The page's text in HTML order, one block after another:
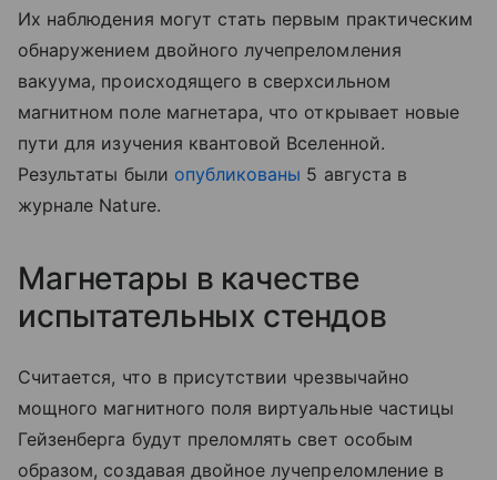
Их наблюдения могут стать первым практическим
обнаружением двойного лучепреломления
вакуума, происходящего в сверхсильном
магнитном поле магнетара, что открывает новые
пути для изучения квантовой Вселенной.
Результаты были опубликованы 5 августа в
журнале Nature.
Магнетары в качестве
испытательных стендов
Считается, что в присутствии чрезвычайно
мощного магнитного поля виртуальные частицы
Гейзенберга будут преломлять свет особым
образом, создавая двойное лучепреломление в